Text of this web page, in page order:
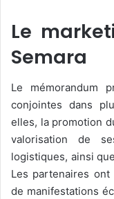
Le
Semara
Le mémorandum
conjointes dans
elles, la promotion
valorisation de
logistiques, ainsi
Les partenaires ont
de manifestations